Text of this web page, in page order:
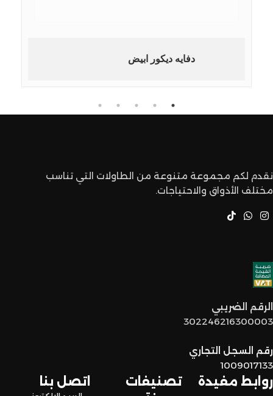
دفايه ديكور ابيض
روابط مفيدة
تصنيفات
اتصل بنا
نقدم لكم مجموعة متنوعة من الطاولات التي تناسب
مختلف الأذواق والاحتياجات.
الرقم الضريبي
302246216300003
رقم السجل التجاري
1009017133